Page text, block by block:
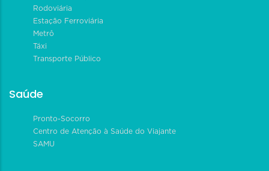
Rodoviária
Estação Ferroviária
Metrô
Táxi
Transporte Público
Saúde
Pronto-Socorro
Centro de Atenção à Saúde do Viajante
SAMU